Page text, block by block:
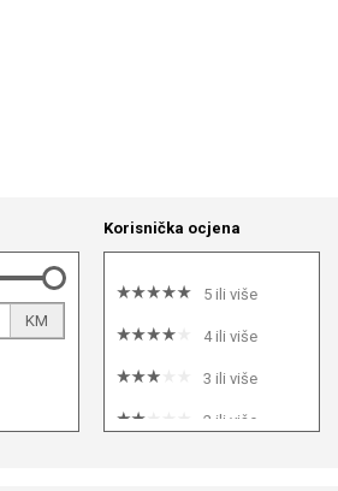
KM
Korisnička ocjena
5 ili više
4 ili više
3 ili više
2 ili više